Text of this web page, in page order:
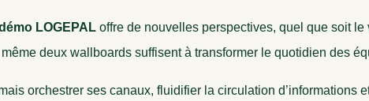
LOGEPAL offre de nouvelles perspectives, quel que soit le
deux wallboards suffisent à transformer le quotidien des
orchestrer ses canaux, fluidifier la circulation d’informations